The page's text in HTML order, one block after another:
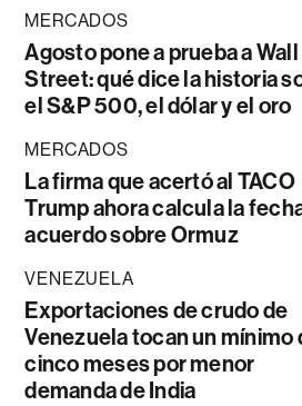
MERCADOS
Agosto pone a prueba a Wall
Street: qué dice la historia
el S&P 500, el dólar y el oro
MERCADOS
La firma que acertó al TACO
Trump ahora calcula la
acuerdo sobre Ormuz
VENEZUELA
Exportaciones de crudo de
Venezuela tocan un mínimo
cinco meses por menor
demanda de India